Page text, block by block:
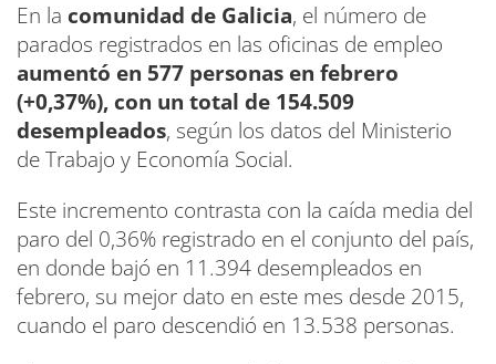
En la comunidad de Galicia, el número de
parados registrados en las oficinas de empleo
aumentó en 577 personas en febrero
(+0,37%), con un total de 154.509
desempleados, según los datos del Ministerio
de Trabajo y Economía Social.
Este incremento contrasta con la caída media del
paro del 0,36% registrado en el conjunto del país,
en donde bajó en 11.394 desempleados en
febrero, su mejor dato en este mes desde 2015,
cuando el paro descendió en 13.538 personas.